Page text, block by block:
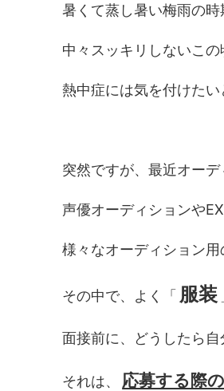
暑くて蒸し暑い梅雨の
中々スッキリしないこの
熱中症には気を付けた
突然ですが、最近オーデ
声優オーディションや
様々なオーディション用
その中で、よく「 服装
面接前に、どうしたら
それは、 応募する際